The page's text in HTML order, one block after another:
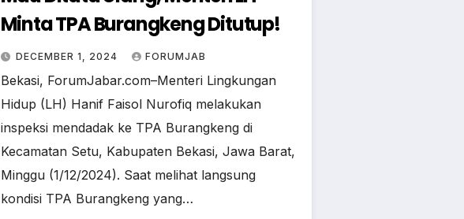
Minta TPA Burangkeng Ditutup!
DECEMBER 1, 2024 FORUMJAB
Bekasi, ForumJabar.com–Menteri Lingkungan
Hidup (LH) Hanif Faisol Nurofiq melakukan
inspeksi mendadak ke TPA Burangkeng di
Kecamatan Setu, Kabupaten Bekasi, Jawa Barat,
Minggu (1/12/2024). Saat melihat langsung
kondisi TPA Burangkeng yang…